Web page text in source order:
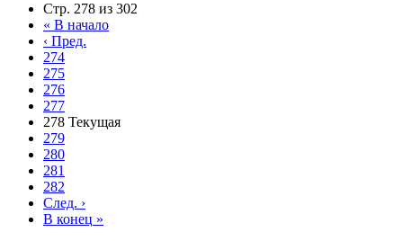
Стр. 278 из 302
« В начало
‹ Пред.
274
275
276
277
278 Текущая
279
280
281
282
След. ›
В конец »